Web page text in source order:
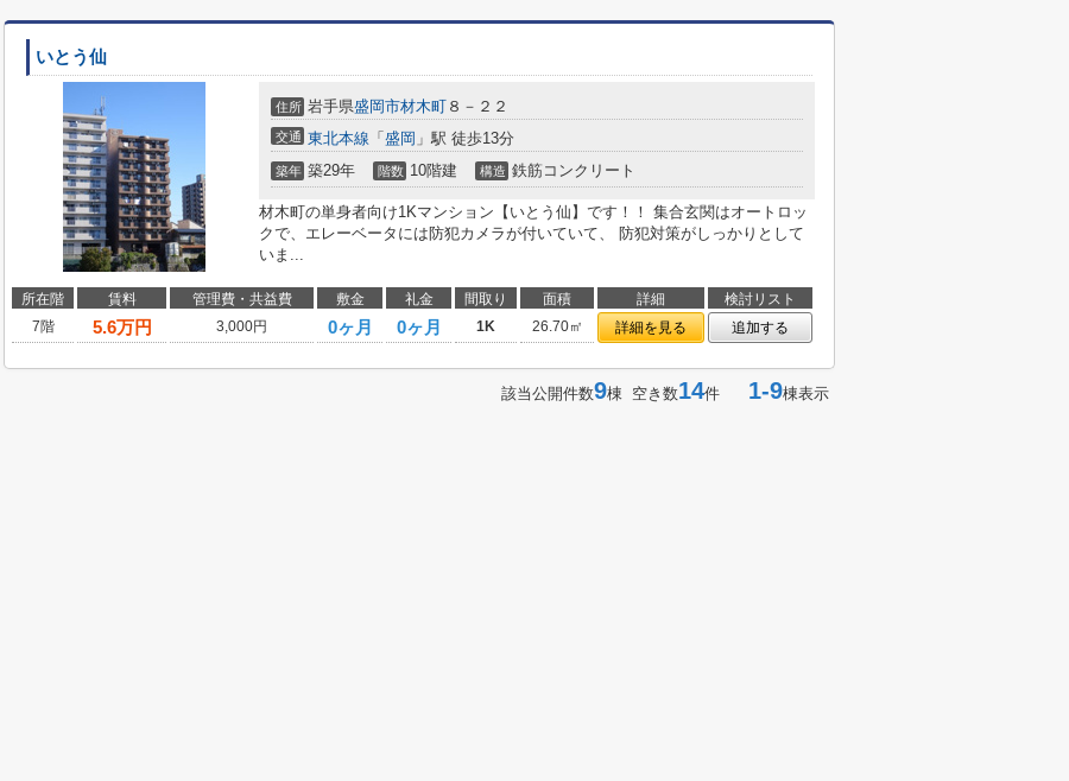
いとう仙
住所 岩手県盛岡市材木町 ８－２２
交通 東北本線 「 盛岡 」駅 徒歩13分
築年 築29年 階数 10階建 構造 鉄筋コンクリート
材木町の単身者向け1Kマンション【いとう仙】です！！ 集合玄関はオートロッ
クで、エレーベータには防犯カメラが付いていて、 防犯対策がしっかりとして
いま...
所在階 賃料 管理費・共益費 敷金 礼金 間取り 面積 詳細
検討リスト
7階
5.6万円 3,000円 0ヶ月 0ヶ月 1K 26.70㎡ 詳細を見る 追加する
該当公開件数9棟 空き数14件 1-9棟表示